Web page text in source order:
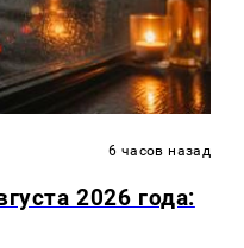
6 часов назад
2026 года: